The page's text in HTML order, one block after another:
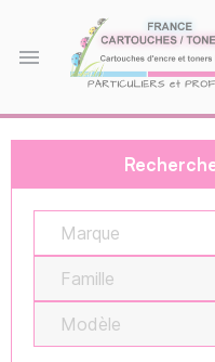
menu
Marque
Famille
Modèle